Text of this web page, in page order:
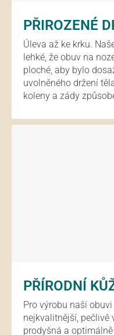
PŘIROZENÉ
Úleva až ke krku.
lehké, že obuv na
ploché, aby bylo
uvolněného držení
koleny a zády
PŘÍRODNÍ
Pro výrobu naší
nejkvalitnější, pečlivě
prodyšná a